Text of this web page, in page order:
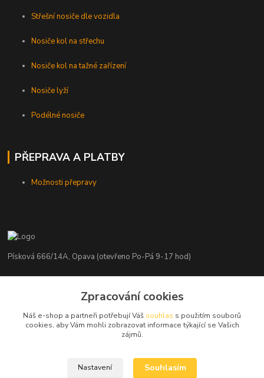
Střešní nosiče dle vozidla
Nosiče kol na střechu
Nosiče kol na tažné zařízení
Nosiče lyží
Podélné nosiče
PŘEPRAVA A PLATBY
Možnosti přepravy
Písková 666/14A, Opava (otevřeno Po-Pá 9-17 hod)
+420 776 839 986
info@nosice.com
Zpracování cookies
Náš e-shop a partneři potřebují Váš souhlas s použitím souborů
cookies, aby Vám mohli zobrazovat informace týkající se Vašich
zájmů.
Nastavení Souhlasím